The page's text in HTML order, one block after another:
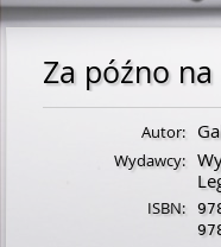
Za późno na
Autor:
Wydawcy:
ISBN: